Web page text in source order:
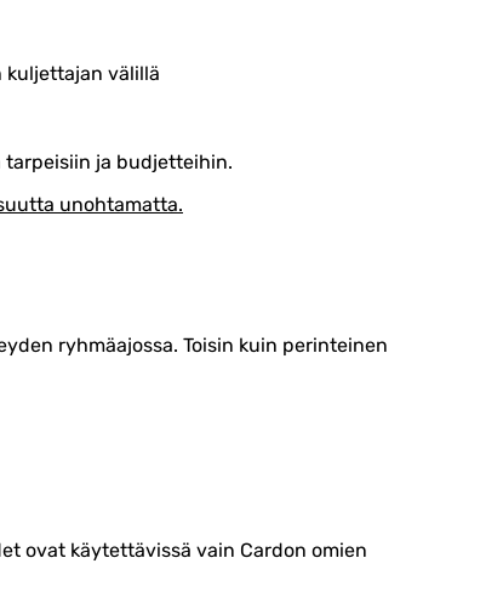
kuljettajan välillä
tarpeisiin ja budjetteihin.
unohtamatta.
ryhmäajossa. Toisin kuin perinteinen
ovat käytettävissä vain Cardon omien